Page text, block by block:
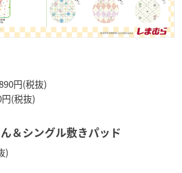
円(税抜)
(税抜)
＆シングル敷きパッド
)